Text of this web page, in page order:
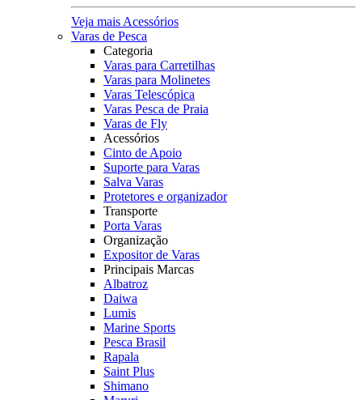
Veja mais Acessórios
Varas de Pesca
Categoria
Varas para Carretilhas
Varas para Molinetes
Varas Telescópica
Varas Pesca de Praia
Varas de Fly
Acessórios
Cinto de Apoio
Suporte para Varas
Salva Varas
Protetores e organizador
Transporte
Porta Varas
Organização
Expositor de Varas
Principais Marcas
Albatroz
Daiwa
Lumis
Marine Sports
Pesca Brasil
Rapala
Saint Plus
Shimano